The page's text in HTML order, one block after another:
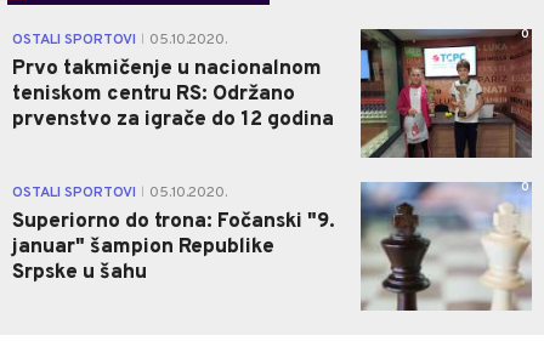
OSTALI SPORTOVI 05.10.2020.
Prvo takmičenje u nacionalnom
teniskom centru RS: Održano
prvenstvo za igrače do 12 godina
0
OSTALI SPORTOVI 05.10.2020.
Superiorno do trona: Fočanski "9.
januar" šampion Republike
Srpske u šahu
0